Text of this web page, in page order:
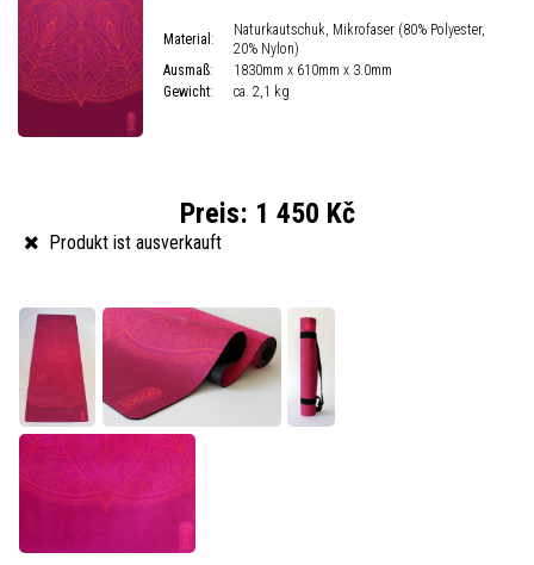
Material :
Naturkautschuk, Mikrofaser (80% Polyester,
20% Nylon)
Ausmaß:
1830mm x 610mm x 3.0mm
Gewicht: ca. 2,1 kg
Preis: 1 450 Kč
Produkt ist ausverkauft